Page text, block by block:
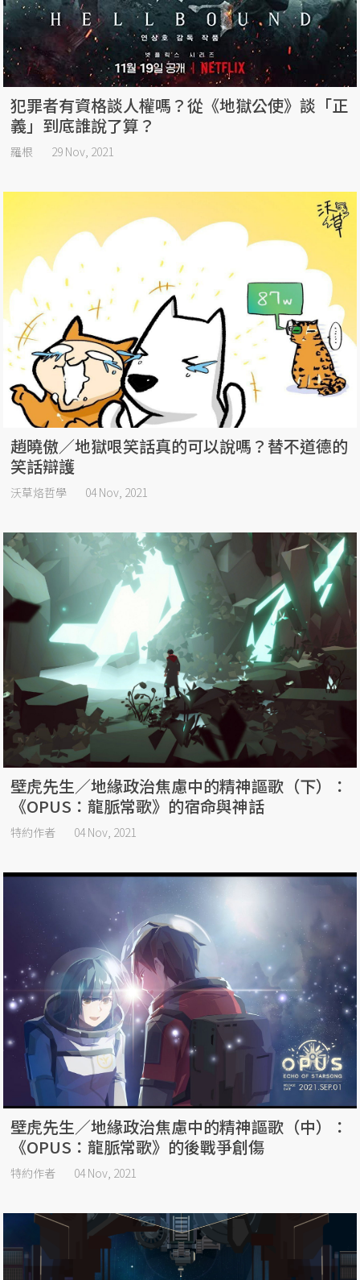
犯罪者有資格談人權嗎？從《地獄公使》談「正
義」到底誰說了算？
羅根 29 Nov, 2021
趙曉傲／地獄哏笑話真的可以說嗎？替不道德的
笑話辯護
沃草烙哲學 04 Nov, 2021
壁虎先生／地緣政治焦慮中的精神謳歌（下）：
《OPUS：龍脈常歌》的宿命與神話
特約作者 04 Nov, 2021
壁虎先生／地緣政治焦慮中的精神謳歌（中）：
《OPUS：龍脈常歌》的後戰爭創傷
特約作者 04 Nov, 2021